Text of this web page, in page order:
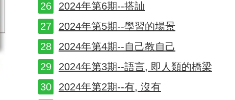
2024年第6期--搭訕
2024年第5期--學習的場景
2024年第4期--自己教自己
2024年第3期--語言, 即人類的橋梁
2024年第2期--有, 沒有